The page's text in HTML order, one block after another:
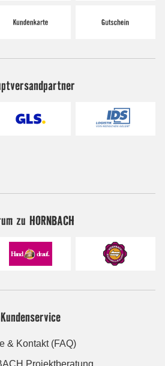
zu HORNBACH
Kundenservice
& Kontakt (FAQ)
Projektberatung